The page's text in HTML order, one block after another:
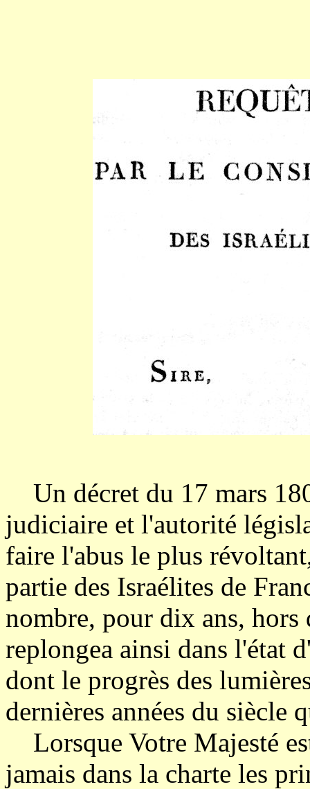
Un décret du 17 mars
judiciaire et l'autorité
faire l'abus le plus
partie des Israélites de
nombre, pour dix ans,
replongea ainsi dans l'état
dont le progrès des
dernières années du siècle
Lorsque Votre Majesté
jamais dans la charte les